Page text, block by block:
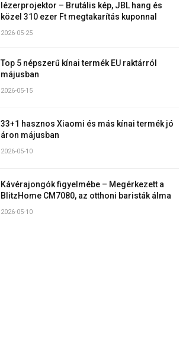
lézerprojektor – Brutális kép, JBL hang és
közel 310 ezer Ft megtakarítás kuponnal
2026-05-25
Top 5 népszerű kínai termék EU raktárról
májusban
2026-05-15
33+1 hasznos Xiaomi és más kínai termék jó
áron májusban
2026-05-10
Kávérajongók figyelmébe – Megérkezett a
BlitzHome CM7080, az otthoni baristák álma
2026-05-10